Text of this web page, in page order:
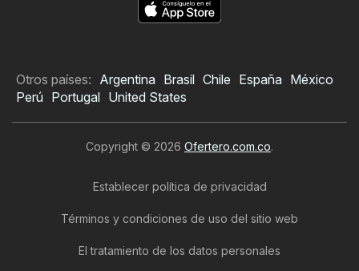
Otros países: Argentina Brasil Chile España México
Perú Portugal United States
Copyright © 2026 Ofertero.com.co.
Establecer política de privacidad
Términos y condiciones de uso del sitio web
El tratamiento de los datos personales